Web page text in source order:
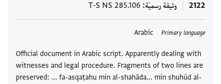
2122 وثيقة رسميّة T-S NS 285.106
Primary language
Arabic
Official document in Arabic script. Apparently dealing with
witnesses and legal procedure. Fragments of two lines are
preserved: ... fa-asqaṭahu min al-shahāda... min shuhūd al-